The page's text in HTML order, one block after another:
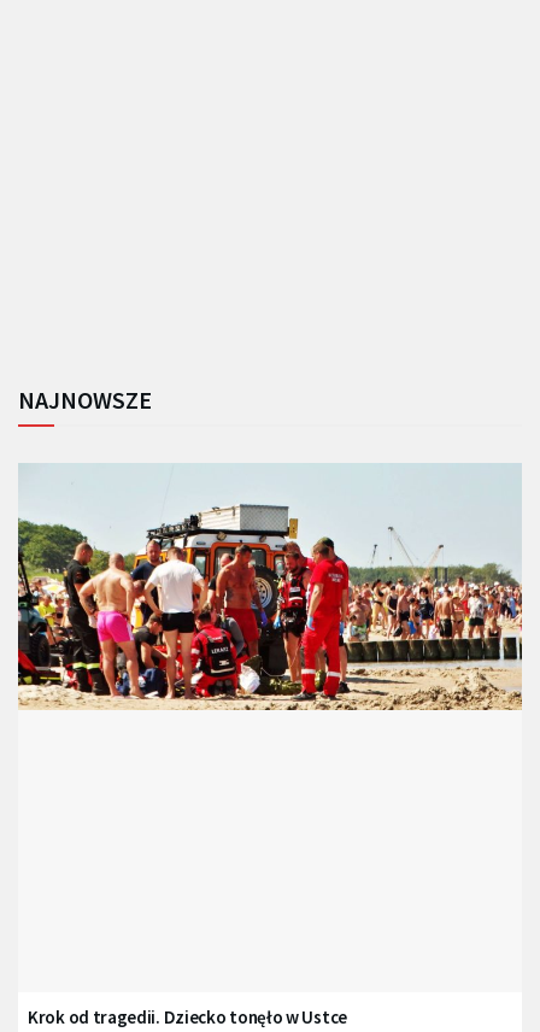
NAJNOWSZE
Krok od tragedii. Dziecko tonęło w Ustce